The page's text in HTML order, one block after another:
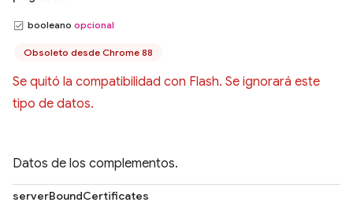
booleano opcional
Obsoleto desde Chrome 88
Se quitó la compatibilidad con Flash. Se ignorará este
tipo de datos.
Datos de los complementos.
serverBoundCertificates